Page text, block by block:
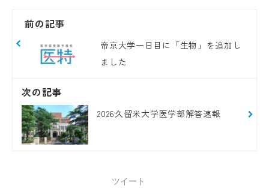
前の記事
帝京大学一日目に「生物」を追加し
ました
次の記事
2026久留米大学医学部解答速報
ツイート